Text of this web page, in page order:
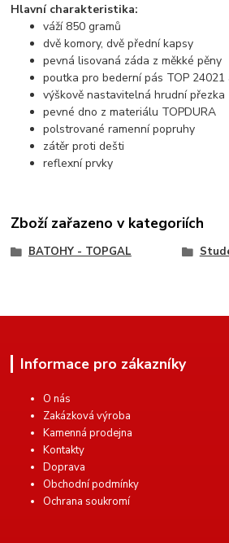
Hlavní charakteristika:
váží 850 gramů
dvě komory, dvě přední kapsy
pevná lisovaná záda z měkké pěny
poutka pro bederní pás TOP 24021
výškově nastavitelná hrudní přezka
pevné dno z materiálu TOPDURA
polstrované ramenní popruhy
zátěr proti dešti
reflexní prvky
Zboží zařazeno v kategoriích
BATOHY - TOPGAL
Informace pro zákazníky
O nás
Zakázková výroba
Kamenná prodejna
Kontakty
Doprava
Obchodní podmínky
Ochrana soukromí